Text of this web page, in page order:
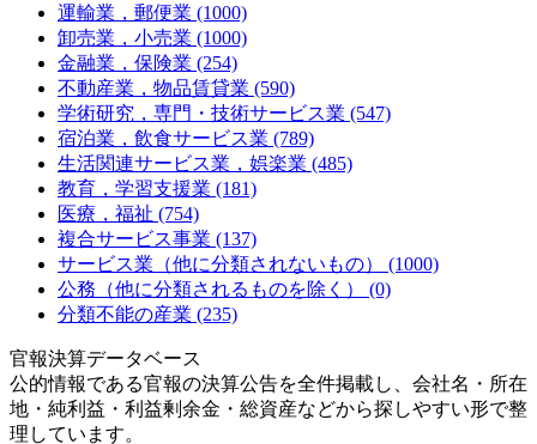
運輸業，郵便業 (1000)
卸売業，小売業 (1000)
金融業，保険業 (254)
不動産業，物品賃貸業 (590)
学術研究，専門・技術サービス業 (547)
宿泊業，飲食サービス業 (789)
生活関連サービス業，娯楽業 (485)
教育，学習支援業 (181)
医療，福祉 (754)
複合サービス事業 (137)
サービス業（他に分類されないもの） (1000)
公務（他に分類されるものを除く） (0)
分類不能の産業 (235)
官報決算データベース
公的情報である官報の決算公告を全件掲載し、会社名・所在
地・純利益・利益剰余金・総資産などから探しやすい形で整
理しています。